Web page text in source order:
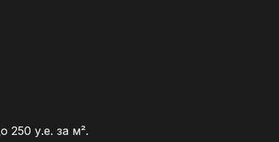
250 у.е. за м².